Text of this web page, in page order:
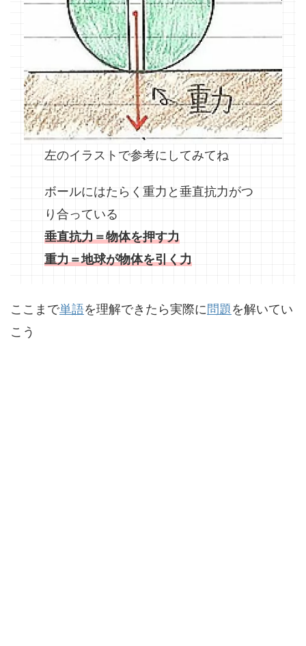
左のイラストで参考にしてみてね
ボールにはたらく重力と垂直抗力がつ
り合っている
垂直抗力＝物体を押す力
重力＝地球が物体を引く力
ここまで単語を理解できたら実際に問題を解いてい
こう